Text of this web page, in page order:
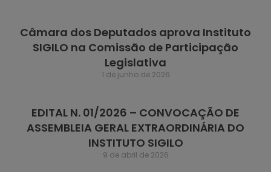
Câmara dos Deputados aprova Instituto
SIGILO na Comissão de Participação
Legislativa
1 de junho de 2026
EDITAL N. 01/2026 – CONVOCAÇÃO DE
ASSEMBLEIA GERAL EXTRAORDINÁRIA DO
INSTITUTO SIGILO
9 de abril de 2026